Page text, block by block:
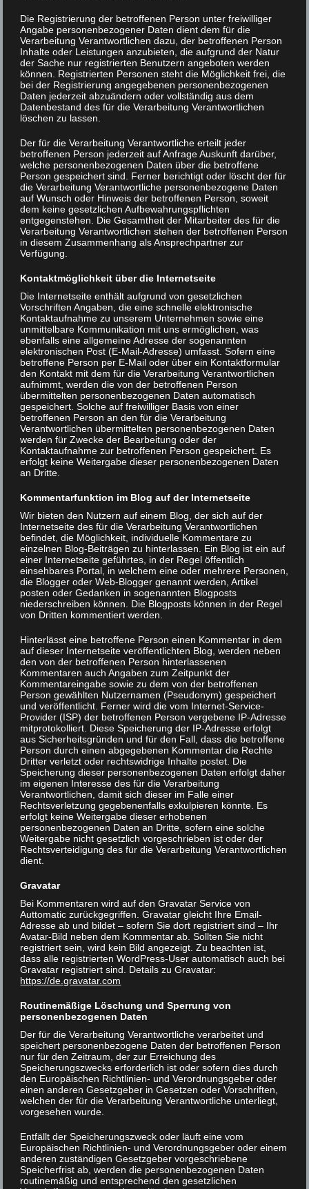
Wirkungsradius an Grenzen stößt. Vor allem
für mehrtägige Angebote fehlten bislang
geeignete Unterbringungs- und
Begegnungsmöglichkeiten.
Mit dem neuen Begegnungszentrum wird
Ort, an dem junge Menschen aus
unterschiedlichen Regionen und Ländern
nicht nur gemeinsam lernen, sondern auch
miteinander ins Gespräch kommen, Zeit
verbringen und Wissenschaft als lebendige,
verbindende Erfahrung erleben können.
Das XLAB zählt zu den größten
Schülerlaboren Deutschlands in den MINT-
FächernPhysik, Chemie, Biologie,
Mathematik und Informatik. Als vielfach
ausgezeichneter außerschulischer Lernort
bietet es Schülergruppen praxisnahe
Experimentalkurse, vertiefende Angebote
für besonders interessierte Jugendliche
sowie Fortbildungen für Lehrkräfte. Das
XLAB verbindet forschungsnahes
Experimentieren mit aktueller Wissenschaft
und schafft so seit vielen Jahren einen
direkten Zugang zu
naturwissenschaftlichen Fragestellungen.
Mit dem Begegnungszentrum werden diese
Möglichkeiten nun wesentlich erweitert.
Das Haus richtet sich in erster Linie an
Schülerinnen und Schüler des XLAB, steht
Workshops und Retreats von
Wissenschaftlerinnen und
Wissenschaftlern der Forschungsinstitute
auf dem naturwissenschaftlichen Campus
zur Verfügung. Es schafft die räumlichen
Voraussetzungen dafür, Lernen, Aufenthalt
und Austausch noch enger miteinander zu
verbinden.
Auch für den Bildungs- und
Wissenschaftsstandort Göttingen ist das
neue Gebäude ein wichtiges Signal. Die
Verbindung von Experimentallabor,
Seminarräumen und
Übernachtungsmöglichkeiten eröffnet
neue Perspektiven für innovative
Veranstaltungsformate und stärkt
Göttingen als Ort exzellenter Wissenschaft
und wirksamer Nachwuchsförderung.
Die Realisierung des Bauvorhabens war über
viele Jahre hinweg mit großen
Herausforderungen verbunden.
Finanzierungsfragen und notwendige
Neuplanungen machten wiederholt
Anpassungen erforderlich. Umso größer ist
nun die Freude darüber, dass das Projekt
erfolgreich abgeschlossen werden konnte.
Maßgeblich geprägt und mit großer
Beharrlichkeit vorangetrieben wurde das
Die Registrierung der betroffenen Person unter freiwilliger
Angabe personenbezogener Daten dient dem für die
Verarbeitung Verantwortlichen dazu, der betroffenen Person
Inhalte oder Leistungen anzubieten, die aufgrund der Natur
der Sache nur registrierten Benutzern angeboten werden
können. Registrierten Personen steht die Möglichkeit frei, die
bei der Registrierung angegebenen personenbezogenen
Daten jederzeit abzuändern oder vollständig aus dem
Datenbestand des für die Verarbeitung Verantwortlichen
löschen zu lassen.
Der für die Verarbeitung Verantwortliche erteilt jeder
betroffenen Person jederzeit auf Anfrage Auskunft darüber,
welche personenbezogenen Daten über die betroffene
Person gespeichert sind. Ferner berichtigt oder löscht der für
die Verarbeitung Verantwortliche personenbezogene Daten
auf Wunsch oder Hinweis der betroffenen Person, soweit
dem keine gesetzlichen Aufbewahrungspflichten
entgegenstehen. Die Gesamtheit der Mitarbeiter des für die
Verarbeitung Verantwortlichen stehen der betroffenen Person
in diesem Zusammenhang als Ansprechpartner zur
Verfügung.
Kontaktmöglichkeit über die Internetseite
Die Internetseite enthält aufgrund von gesetzlichen
Vorschriften Angaben, die eine schnelle elektronische
Kontaktaufnahme zu unserem Unternehmen sowie eine
unmittelbare Kommunikation mit uns ermöglichen, was
ebenfalls eine allgemeine Adresse der sogenannten
elektronischen Post (E-Mail-Adresse) umfasst. Sofern eine
betroffene Person per E-Mail oder über ein Kontaktformular
den Kontakt mit dem für die Verarbeitung Verantwortlichen
aufnimmt, werden die von der betroffenen Person
übermittelten personenbezogenen Daten automatisch
gespeichert. Solche auf freiwilliger Basis von einer
betroffenen Person an den für die Verarbeitung
Verantwortlichen übermittelten personenbezogenen Daten
werden für Zwecke der Bearbeitung oder der
Kontaktaufnahme zur betroffenen Person gespeichert. Es
erfolgt keine Weitergabe dieser personenbezogenen Daten
an Dritte.
Kommentarfunktion im Blog auf der Internetseite
Wir bieten den Nutzern auf einem Blog, der sich auf der
Internetseite des für die Verarbeitung Verantwortlichen
befindet, die Möglichkeit, individuelle Kommentare zu
einzelnen Blog-Beiträgen zu hinterlassen. Ein Blog ist ein auf
einer Internetseite geführtes, in der Regel öffentlich
einsehbares Portal, in welchem eine oder mehrere Personen,
die Blogger oder Web-Blogger genannt werden, Artikel
posten oder Gedanken in sogenannten Blogposts
niederschreiben können. Die Blogposts können in der Regel
von Dritten kommentiert werden.
Hinterlässt eine betroffene Person einen Kommentar in dem
auf dieser Internetseite veröffentlichten Blog, werden neben
den von der betroffenen Person hinterlassenen
Kommentaren auch Angaben zum Zeitpunkt der
Kommentareingabe sowie zu dem von der betroffenen
Person gewählten Nutzernamen (Pseudonym) gespeichert
und veröffentlicht. Ferner wird die vom Internet-Service-
Provider (ISP) der betroffenen Person vergebene IP-Adresse
mitprotokolliert. Diese Speicherung der IP-Adresse erfolgt
aus Sicherheitsgründen und für den Fall, dass die betroffene
Person durch einen abgegebenen Kommentar die Rechte
Dritter verletzt oder rechtswidrige Inhalte postet. Die
Speicherung dieser personenbezogenen Daten erfolgt daher
im eigenen Interesse des für die Verarbeitung
Verantwortlichen, damit sich dieser im Falle einer
Rechtsverletzung gegebenenfalls exkulpieren könnte. Es
erfolgt keine Weitergabe dieser erhobenen
personenbezogenen Daten an Dritte, sofern eine solche
Weitergabe nicht gesetzlich vorgeschrieben ist oder der
Rechtsverteidigung des für die Verarbeitung Verantwortlichen
dient.
Gravatar
Bei Kommentaren wird auf den Gravatar Service von
Auttomatic zurückgegriffen. Gravatar gleicht Ihre Email-
Adresse ab und bildet – sofern Sie dort registriert sind – Ihr
Avatar-Bild neben dem Kommentar ab. Sollten Sie nicht
registriert sein, wird kein Bild angezeigt. Zu beachten ist,
dass alle registrierten WordPress-User automatisch auch bei
Gravatar registriert sind. Details zu Gravatar:
https://de.gravatar.com
Routinemäßige Löschung und Sperrung von
personenbezogenen Daten
Der für die Verarbeitung Verantwortliche verarbeitet und
speichert personenbezogene Daten der betroffenen Person
nur für den Zeitraum, der zur Erreichung des
Speicherungszwecks erforderlich ist oder sofern dies durch
den Europäischen Richtlinien- und Verordnungsgeber oder
einen anderen Gesetzgeber in Gesetzen oder Vorschriften,
welchen der für die Verarbeitung Verantwortliche unterliegt,
vorgesehen wurde.
Entfällt der Speicherungszweck oder läuft eine vom
Europäischen Richtlinien- und Verordnungsgeber oder einem
anderen zuständigen Gesetzgeber vorgeschriebene
Speicherfrist ab, werden die personenbezogenen Daten
routinemäßig und entsprechend den gesetzlichen